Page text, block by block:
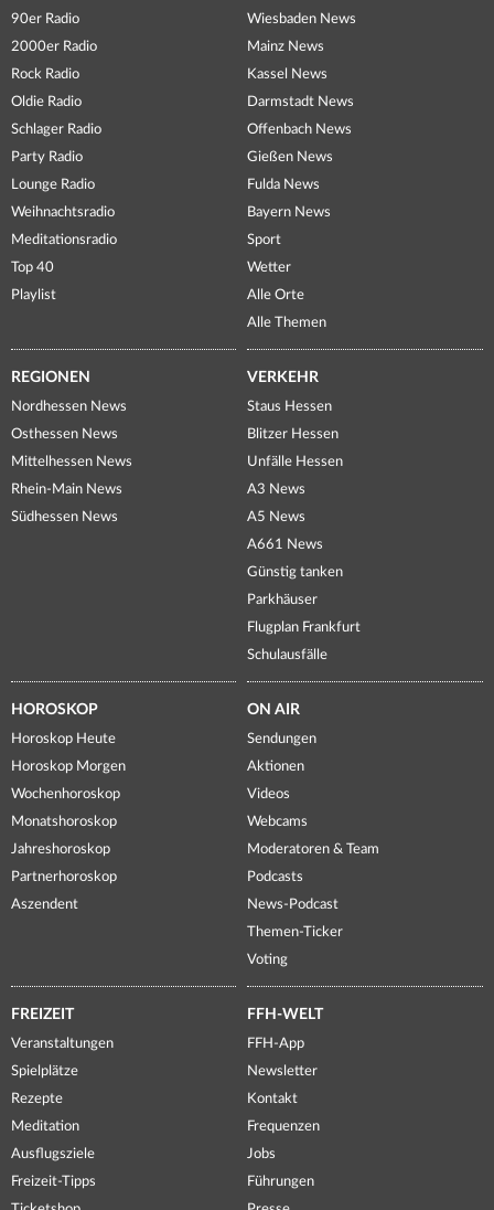
90er Radio
2000er Radio
Rock Radio
Oldie Radio
Schlager Radio
Party Radio
Lounge Radio
Weihnachtsradio
Meditationsradio
Top 40
Playlist
Wiesbaden News
Mainz News
Kassel News
Darmstadt News
Offenbach News
Gießen News
Fulda News
Bayern News
Sport
Wetter
Alle Orte
Alle Themen
REGIONEN
Nordhessen News
Osthessen News
Mittelhessen News
Rhein-Main News
Südhessen News
VERKEHR
Staus Hessen
Blitzer Hessen
Unfälle Hessen
A3 News
A5 News
A661 News
Günstig tanken
Parkhäuser
Flugplan Frankfurt
Schulausfälle
HOROSKOP
Horoskop Heute
Horoskop Morgen
Wochenhoroskop
Monatshoroskop
Jahreshoroskop
Partnerhoroskop
Aszendent
ON AIR
Sendungen
Aktionen
Videos
Webcams
Moderatoren & Team
Podcasts
News-Podcast
Themen-Ticker
Voting
FREIZEIT
Veranstaltungen
Spielplätze
Rezepte
Meditation
Ausflugsziele
Freizeit-Tipps
FFH-WELT
FFH-App
Newsletter
Kontakt
Frequenzen
Jobs
Führungen